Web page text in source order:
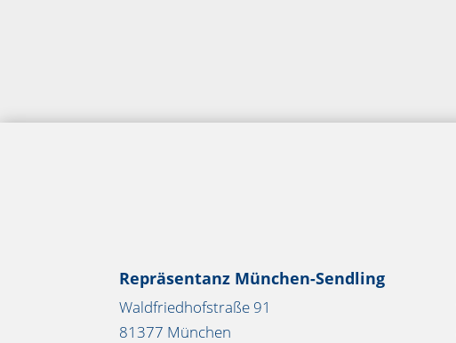
Repräsentanz München-Sendling
Waldfriedhofstraße 91
81377 München